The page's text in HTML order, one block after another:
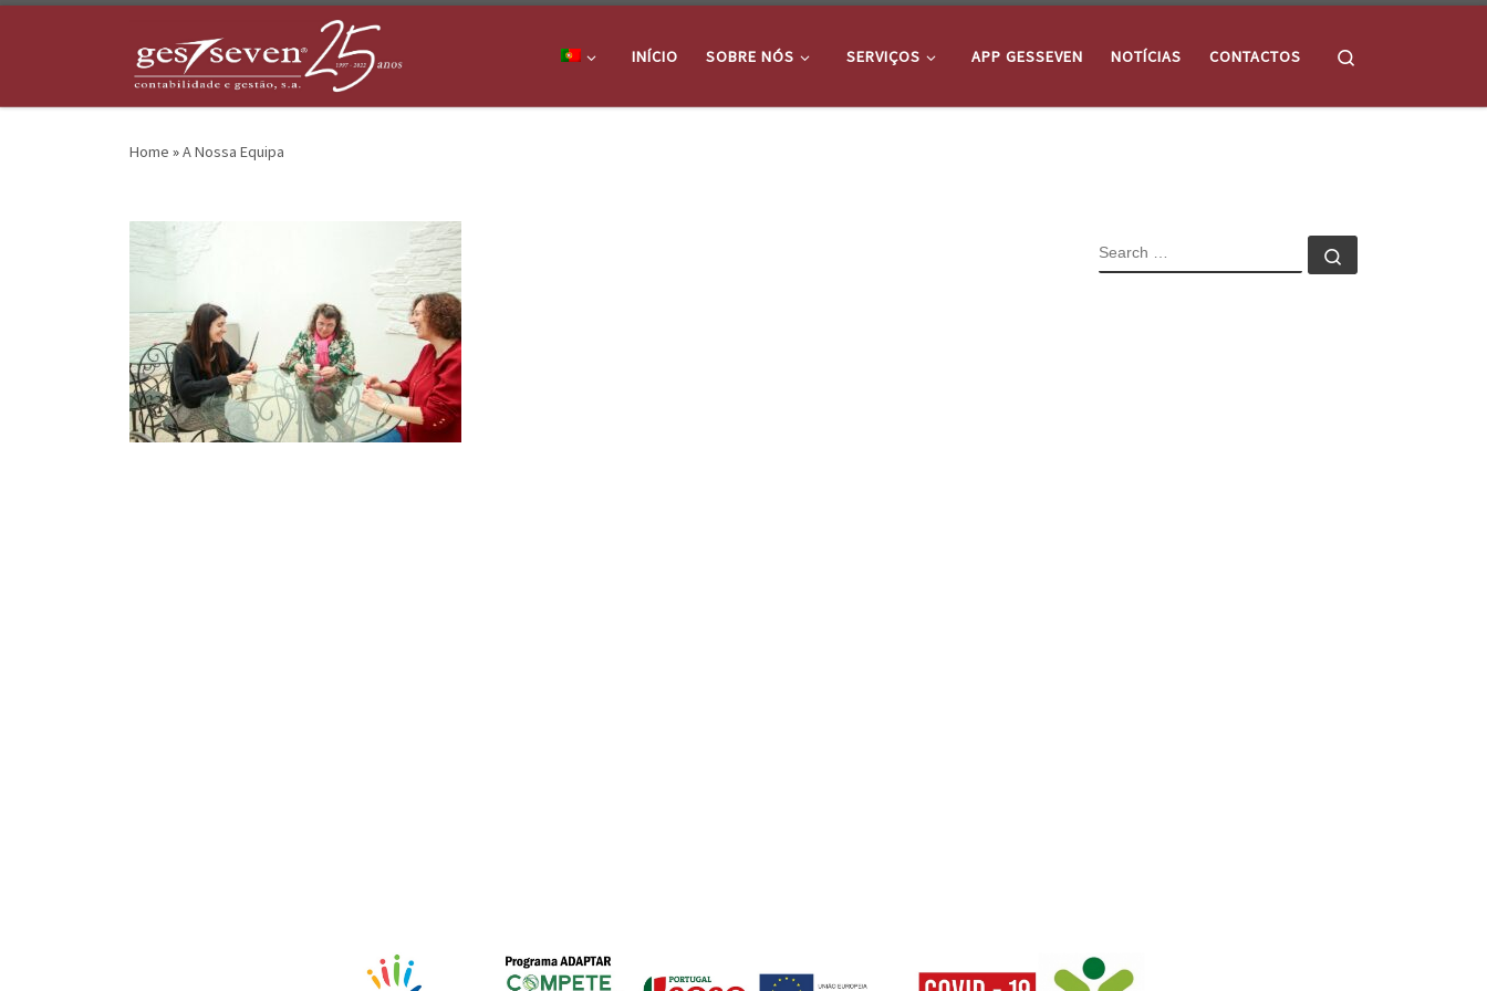
INÍCIO SOBRE NÓS SERVIÇOS APP GESSEVEN NOTÍCIAS CONTACTOS
Home »A Nossa Equipa
SEARCH